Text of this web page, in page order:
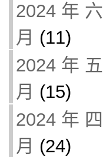
2024 年 六
月 (11)
2024 年 五
月 (15)
2024 年 四
月 (24)